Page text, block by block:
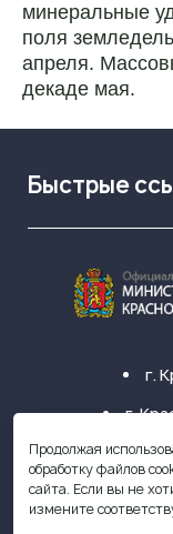
минеральные
поля
апреля.
декаде мая.
Быстрые
г.
г.
Продолжая
обработку файлов
сайта. Если вы не
измените